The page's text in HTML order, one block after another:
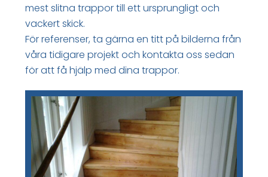
mest slitna trappor till ett ursprungligt och
vackert skick.
För referenser, ta gärna en titt på bilderna från
våra tidigare projekt och kontakta oss sedan
för att få hjälp med dina trappor.